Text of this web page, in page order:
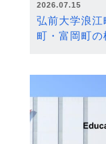
2026.07.15
弘前大学浪
町・富岡町の